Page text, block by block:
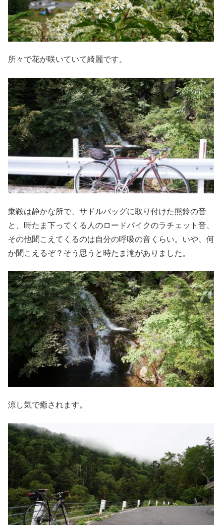
所々で花が咲いていて綺麗です。
乗鞍は静かな所で、サドルバッグに取り付けた熊鈴の音
と、時たま下ってくる人のロードバイクのラチェット音、
その他聞こえてくるのは自分の呼吸の音くらい。いや、何
か聞こえるぞ？そう思うと時たま滝がありました。
涼し気で癒されます。